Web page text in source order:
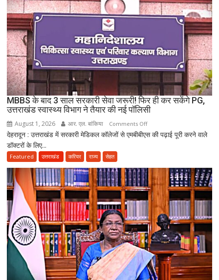
में
बिखर
जिंदगियां,
दो
की
दर्दनाक
मौत,
दो
अब
भी
लापता
MBBS के बाद 3 साल सरकारी सेवा जरूरी! फिर ही कर सकेंगे PG,
उत्तराखंड स्वास्थ्य विभाग ने तैयार की नई पॉलिसी
August 1, 2026 आर. एल. बांकिया Comments Offon
MBBS
3
साल
सरकारी
सेवा
जरूरी!
फिर
ही
कर
सकेंगे
PG,
उत्तराखंड
देहरादून : उत्तराखंड में सरकारी मेडिकल कॉलेजों से एमबीबीएस की पढ़ाई पूरी करने वाले
डॉक्टरों के लिए...
Featured उत्तराखंड करियर राज्य सेहत